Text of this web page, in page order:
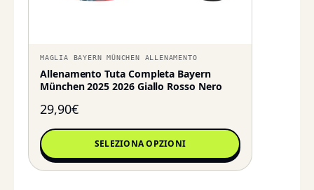
MAGLIA BAYERN MÜNCHEN ALLENAMENTO
Allenamento Tuta Completa Bayern
München 2025 2026 Giallo Rosso Nero
29,90€
SELEZIONA OPZIONI